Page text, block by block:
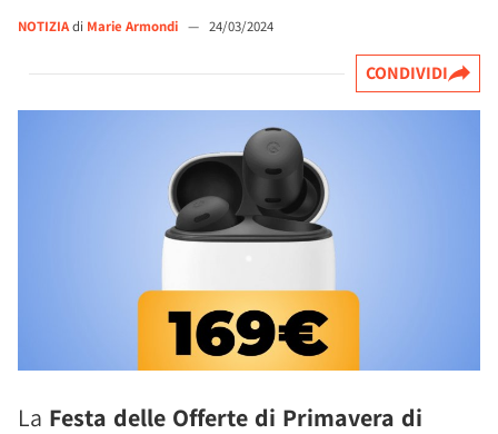
NOTIZIAdi Marie Armondi — 24/03/2024
CONDIVIDI
La Festa delle Offerte di Primavera di